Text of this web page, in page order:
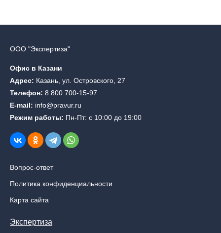
ООО "Экспертиза"
Офис в Казани
Адрес: Казань, ул. Островского, 27
Телефон: 8 800 700-15-97
E-mail: info@pravur.ru
Режим работы: Пн-Пт: с 10:00 до 19:00
Вопрос-ответ
Политика конфиденциальности
Карта сайта
Экспертиза